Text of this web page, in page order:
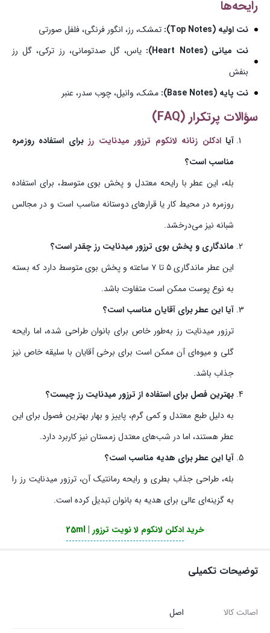
رایحه‌ها
نت اولیه (Top Notes):
تمشک، رز، انگور فرنگی، فلفل صورتی
نت میانی (Heart Notes):
یاس، گل صدتومانی، رز ترکی، گل رز
بنفش
نت پایه (Base Notes):
مشک، وانیل، چوب سدر، عنبر
سؤالات پرتکرار (FAQ)
آیاادکلن زنانه لانکوم ترزور میدنایت رز برای استفاده روزمره
مناسب است؟
بله، این عطر با رایحه معتدل و پخش بوی متوسط، برای استفاده
روزمره در محیط کار یا قرارهای دوستانه مناسب است و در مجالس
شبانه نیز می‌درخشد.
ماندگاری و پخش بوی ترزور میدنایت رز چقدر است؟
این عطر ماندگاری ۵ تا ۷ ساعته و پخش بوی متوسط دارد که بسته
به نوع پوست ممکن است متفاوت باشد.
آیا این عطر برای آقایان مناسب است؟
ترزور میدنایت رز به‌طور خاص برای بانوان طراحی شده، اما رایحه
گلی و میوه‌ای آن ممکن است برای برخی آقایان با سلیقه خاص نیز
جذاب باشد.
بهترین فصل برای استفاده از ترزور میدنایت رز چیست؟
به دلیل طبع معتدل و کمی گرم، پاییز و بهار بهترین فصول برای این
عطر هستند، اما در شب‌های معتدل زمستان نیز کاربرد دارد.
آیا این عطر برای هدیه مناسب است؟
بله، طراحی جذاب بطری و رایحه رمانتیک آن، ترزور میدنایت رز را
به گزینه‌ای عالی برای هدیه به بانوان تبدیل کرده است.
خریدادکلن لانکوم لا نویت ترزور | 25ml
توضیحات تکمیلی
اصالت کالا اصل